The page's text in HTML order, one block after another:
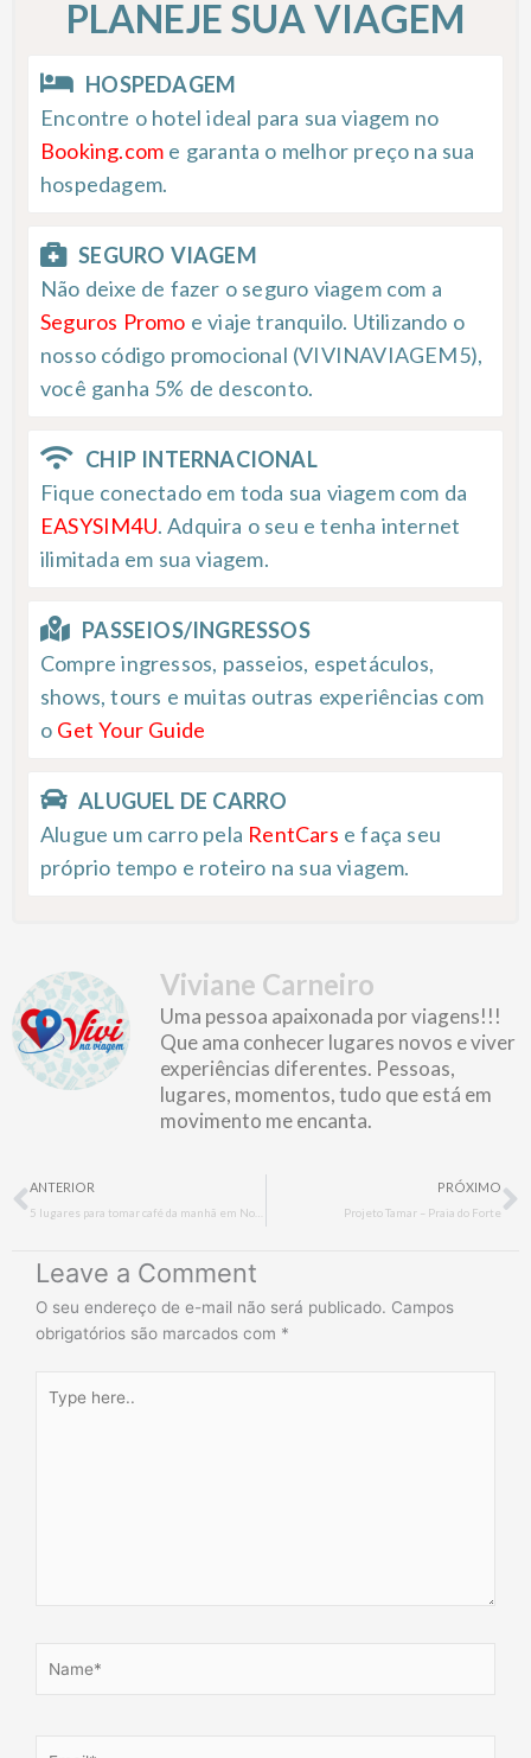
PLANEJE SUA VIAGEM
HOSPEDAGEM
Encontre o hotel ideal para sua viagem no
Booking.com e garanta o melhor preço na sua
hospedagem.
SEGURO VIAGEM
Não deixe de fazer o seguro viagem com a
Seguros Promo e viaje tranquilo. Utilizando o
nosso código promocional (VIVINAVIAGEM5),
você ganha 5% de desconto.
CHIP INTERNACIONAL
Fique conectado em toda sua viagem com da
EASYSIM4U. Adquira o seu e tenha internet
ilimitada em sua viagem.
PASSEIOS/INGRESSOS
Compre ingressos, passeios, espetáculos,
shows, tours e muitas outras experiências com
o Get Your Guide
ALUGUEL DE CARRO
Alugue um carro pela RentCars e faça seu
próprio tempo e roteiro na sua viagem.
Viviane Carneiro
Uma pessoa apaixonada por viagens!!!
Que ama conhecer lugares novos e viver
experiências diferentes. Pessoas,
lugares, momentos, tudo que está em
movimento me encanta.
Prev
ANTERIOR PRÓXIMO
Projeto Tamar – Praia do Forte
Leave a Comment
O seu endereço de e-mail não será publicado. Campos
obrigatórios são marcados com *
here..